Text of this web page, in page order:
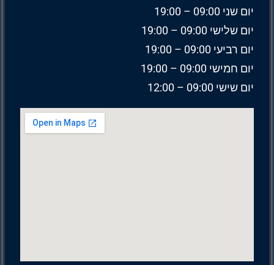
יום שני 09:00 – 19:00
יום שלישי 09:00 – 19:00
יום רביעי 09:00 – 19:00
יום חמישי 09:00 – 19:00
יום שישי 09:00 – 12:00